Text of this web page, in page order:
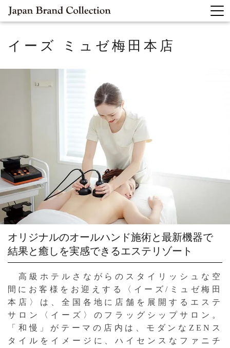
イーズ ミュゼ梅田本店
オリジナルのオールハンド施術と最新機器で
結果と癒しを実感できるエステリゾート
高級ホテルさながらのスタイリッシュな空
間にお客様をお迎えする〈イーズ/ミュゼ梅田
本店〉は、全国各地に店舗を展開するエステ
サロン〈イーズ〉のフラッグシップサロン。
「和慢」がテーマの店内は、モダンなZENス
タイルをイメージに、ハイセンスなファニチ